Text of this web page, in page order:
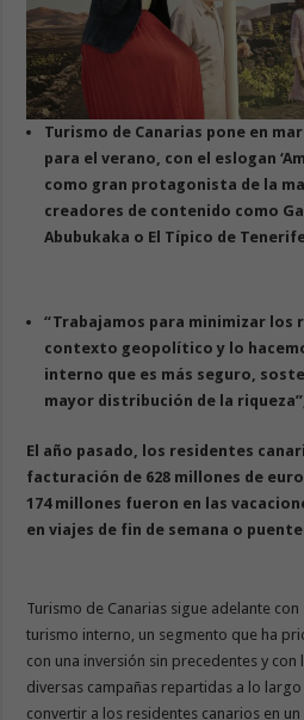
Turismo de Canarias pone en
para el verano, con el eslogan
como gran protagonista de la
creadores de contenido como
Abubukaka o El Típico de
“Trabajamos para minimizar los
contexto geopolítico y lo
interno que es más seguro,
mayor distribución de la
El año pasado, los residentes
facturación de 628 millones de
174 millones fueron en las
en viajes de fin de semana o
Turismo de Canarias sigue adelante
turismo interno, un segmento que ha
con una inversión sin precedentes y
diversas campañas repartidas a lo
convertir a los residentes canarios en